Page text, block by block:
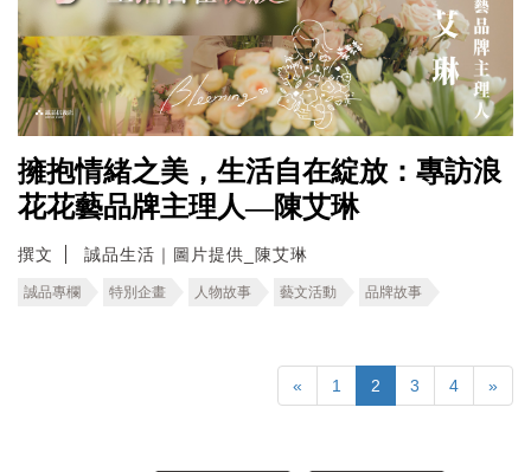
擁抱情緒之美，生活自在綻放：專訪浪
花花藝品牌主理人—陳艾琳
撰文 誠品生活｜圖片提供_陳艾琳
誠品專欄 特別企畫 人物故事 藝文活動 品牌故事
« 1 2 3 4 »